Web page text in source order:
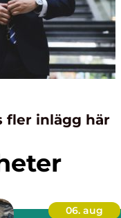
fler inlägg här
06. aug